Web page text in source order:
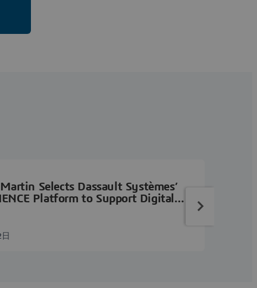
Selects Dassault Systèmes’
Platform to Support Digital